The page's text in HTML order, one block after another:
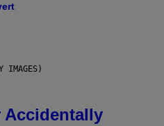
IMAGES)
Accidentally